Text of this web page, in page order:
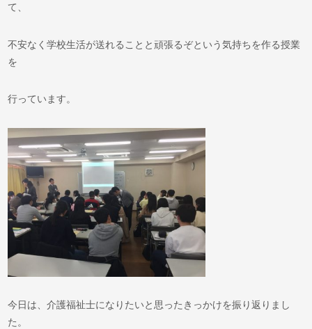
て、
不安なく学校生活が送れることと頑張るぞという気持ちを作る授業
を
行っています。
今日は、介護福祉士になりたいと思ったきっかけを振り返りまし
た。